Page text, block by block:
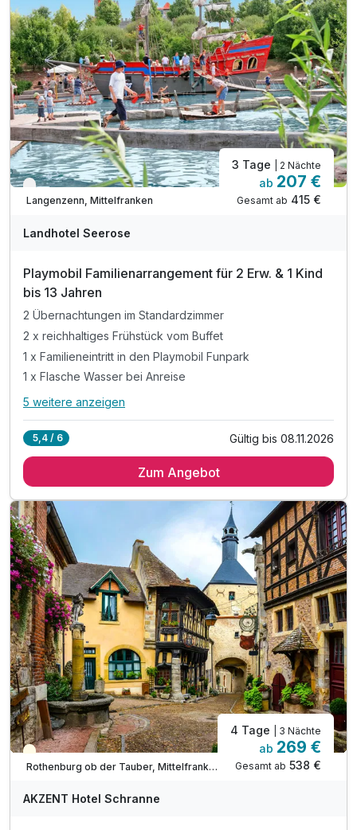
inkl. WLAN
Verfügbar bis November
Langenzenn, Mittelfranken
3 Tage | 2 Nächte
ab 207 €
Gesamt ab 415 €
Landhotel Seerose
Playmobil Familienarrangement für 2 Erw. & 1 Kind
bis 13 Jahren
2 Übernachtungen im Standardzimmer
2 x reichhaltiges Frühstück vom Buffet
1 x Familieneintritt in den Playmobil Funpark
1 x Flasche Wasser bei Anreise
Alle Inklusivleistungen
2 x reichhaltiges Frühstück vom Buffet
1 x Flasche Wasser bei Anreise
1 x kleine Überraschung für unsere kleinen Gäste
inkl. Kühlschrank
inkl. Internet (WLAN)
inkl. Parkplatz
inkl. Benutzung des Wellnessbereiches
5 weitere anzeigen
5,4 / 6 Gültig bis 08.11.2026
Zum Angebot
Teilweise ausgelastet
Rothenburg ob der Tauber, Mittelfranken
4 Tage | 3 Nächte
ab 269 €
Gesamt ab 538 €
AKZENT Hotel Schranne